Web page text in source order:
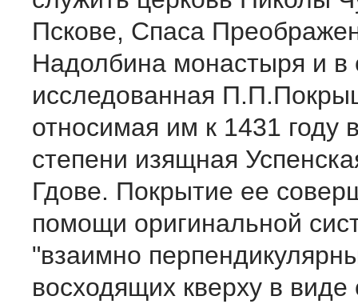
Пскове, Спаса
Надолбина монастыря и в
исследованная
относимая им к 1431 году
степени изящная
Гдове. Покрытие ее
помощи оригинальной
"взаимно
восходящих кверху в виде